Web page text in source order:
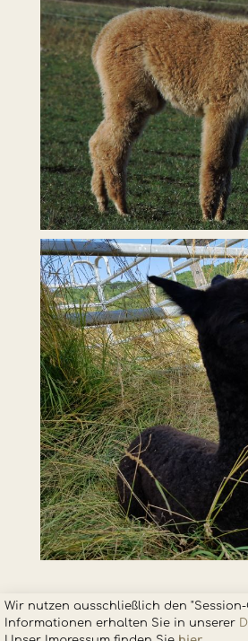
Wir nutzen ausschließlich den "Session-
Informationen erhalten Sie in unserer